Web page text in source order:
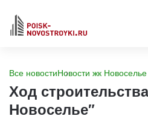
Все новостиНовости жк Новоселье
Ход
Новоселье"